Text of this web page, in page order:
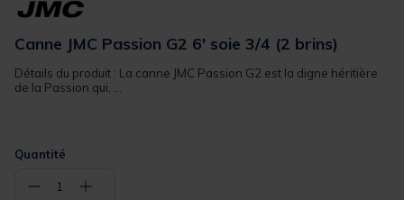
Canne JMC Passion G2 6' soie 3/4 (2 brins)
Détails du produit : La canne JMC Passion G2 est la digne héritière
de la Passion qui, ...
Quantité
− 1 +